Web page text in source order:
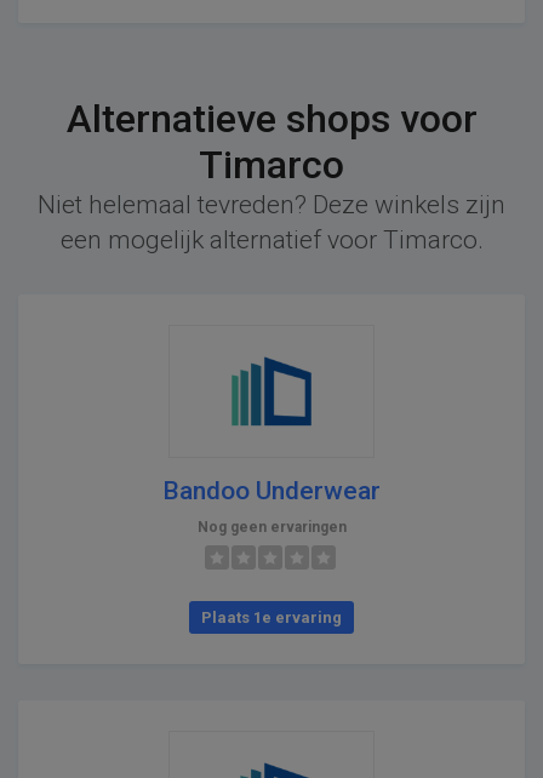
Alternatieve shops voor
Timarco
Niet helemaal tevreden? Deze winkels zijn
een mogelijk alternatief voor Timarco.
Bandoo Underwear
Nog geen ervaringen
Plaats 1e ervaring